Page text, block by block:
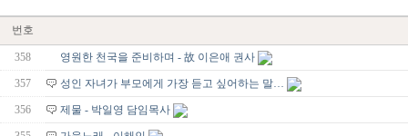
번호
358 영원한 천국을 준비하며 - 故 이은애 권사
357 성인 자녀가 부모에게 가장 듣고 싶어하는 말…
356 제물 - 박일영 담임목사